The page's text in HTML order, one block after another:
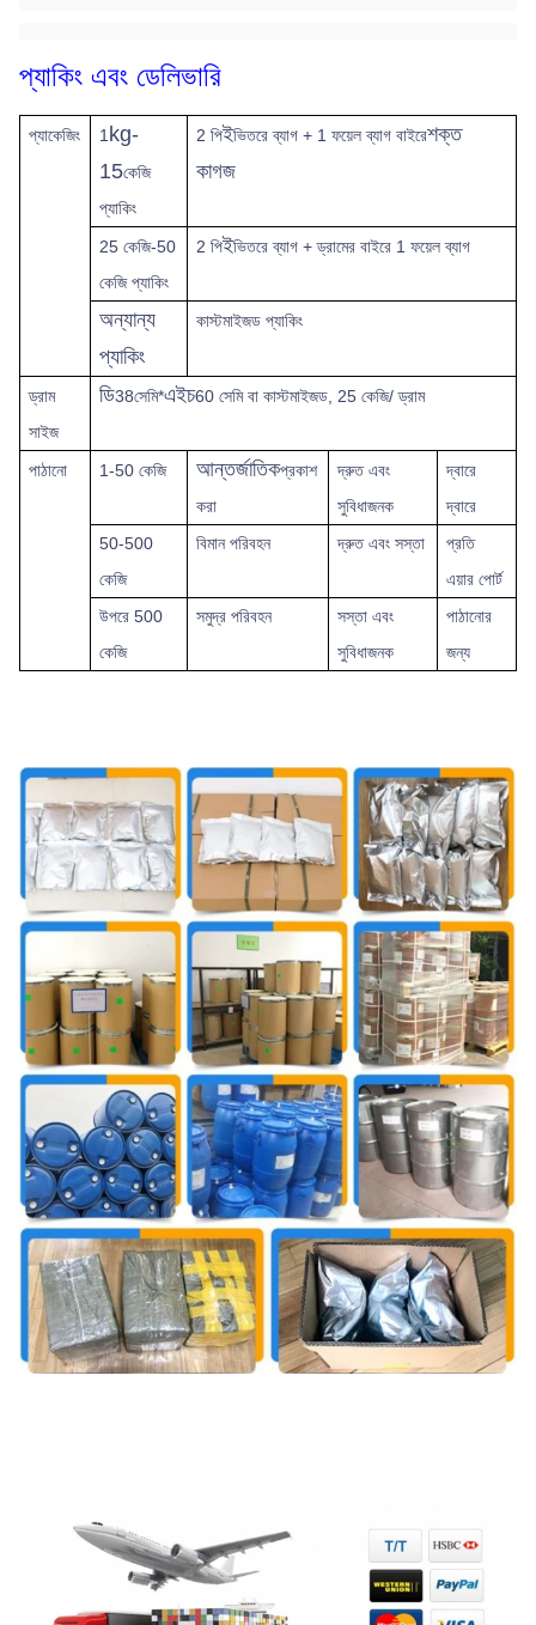
প্যাকিং এবং ডেলিভারি
প্যাকেজিং 1 kg-
15কেজি
প্যাকিং
2 পিইভিতরে ব্যাগ + 1 ফয়েল ব্যাগ বাইরেশক্ত
কাগজ
25 কেজি-50
কেজি প্যাকিং
2 পিইভিতরে ব্যাগ + ড্রামের বাইরে 1 ফয়েল ব্যাগ
অন্যান্য
প্যাকিং
কাস্টমাইজড প্যাকিং
ড্রাম
সাইজ
ডি38সেমি*এইচ60 সেমি বা কাস্টমাইজড, 25 কেজি/ ড্রাম
পাঠানো 1-50 কেজি আন্তর্জাতিকপ্রকাশ
করা
দ্রুত এবং
সুবিধাজনক
দ্বারে
দ্বারে
50-500
কেজি
বিমান পরিবহন দ্রুত এবং সস্তা
প্রতি
এয়ার পোর্ট
উপরে 500
কেজি
সমুদ্র পরিবহন
সস্তা এবং
সুবিধাজনক
পাঠানোর
জন্য